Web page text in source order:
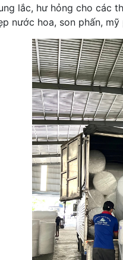
lắc, hư hỏng cho các
nước hoa, son phấn,